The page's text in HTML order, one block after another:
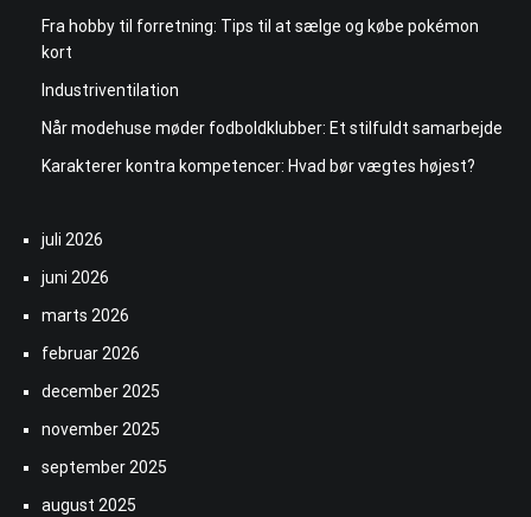
Fra hobby til forretning: Tips til at sælge og købe pokémon
kort
Industriventilation
Når modehuse møder fodboldklubber: Et stilfuldt samarbejde
Karakterer kontra kompetencer: Hvad bør vægtes højest?
juli 2026
juni 2026
marts 2026
februar 2026
december 2025
november 2025
september 2025
august 2025